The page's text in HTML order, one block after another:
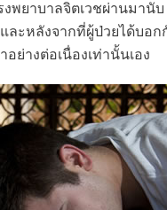
พยาบาลจิตเวชผ่านมา
หลังจากที่ผู้ป่วยได้บอก
ย่างต่อเนื่องเท่านั้นเอง